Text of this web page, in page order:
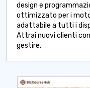
design e
ottimizzato per i
adattabile a tutti i
Attrai nuovi clienti
gestire.